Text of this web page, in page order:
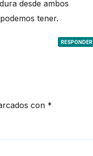
desde ambos
tener.
RESPONDER
con *